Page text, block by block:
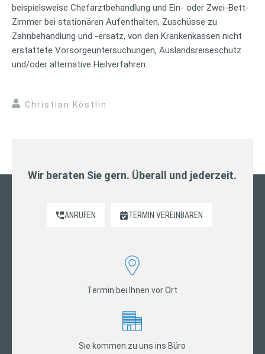
beispielsweise Chefarztbehandlung und Ein- oder Zwei-Bett-
Zimmer bei stationären Aufenthalten, Zuschüsse zu
Zahnbehandlung und -ersatz, von den Krankenkassen nicht
erstattete Vorsorgeuntersuchungen, Auslandsreiseschutz
und/oder alternative Heilverfahren.
Christian Köstlin
Wir beraten Sie gern. Überall und jederzeit.
ANRUFEN TERMIN VEREINBAREN
Termin bei Ihnen vor Ort
Sie kommen zu uns ins Büro